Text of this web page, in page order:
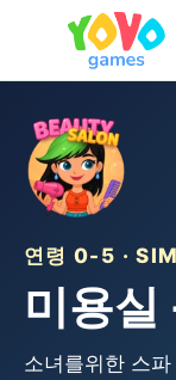
연령 0-5 ·
미용실
소녀를위한 스